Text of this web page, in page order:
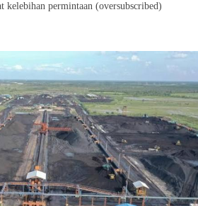
kelebihan permintaan (oversubscribed)